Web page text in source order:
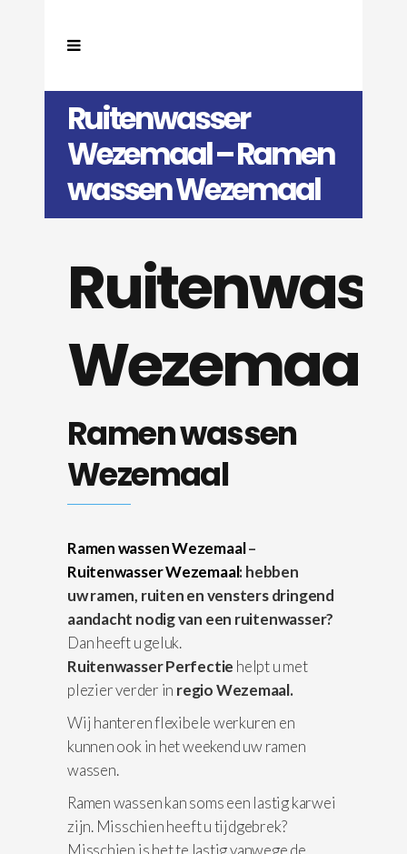
Ruitenwasser
Wezemaal – Ramen
wassen Wezemaal
Wezemaal
Ramen wassen
Wezemaal
Ramen wassen Wezemaal–
Ruitenwasser Wezemaal: hebben
uw ramen, ruiten en vensters dringend
aandacht nodig van een ruitenwasser?
Dan heeft u geluk.
Ruitenwasser Perfectie helpt u met
plezier verder in regio Wezemaal.
Wij hanteren flexibele werkuren en
kunnen ook in het weekend uw ramen
wassen.
Ramen wassen kan soms een lastig karwei
zijn. Misschien heeft u tijdgebrek?
Misschien is het te lastig vanwege de